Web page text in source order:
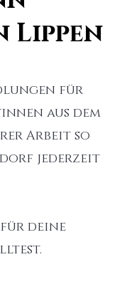
Lippen
für
aus dem
Arbeit so
jederzeit
deine